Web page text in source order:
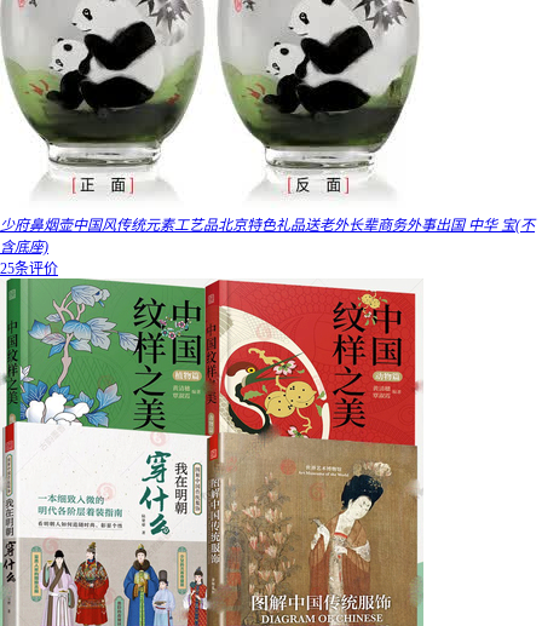
少府鼻烟壶中国风传统元素工艺品北京特色礼品送老外长辈商务外事出国 中华 宝(不
含底座)
25条评价